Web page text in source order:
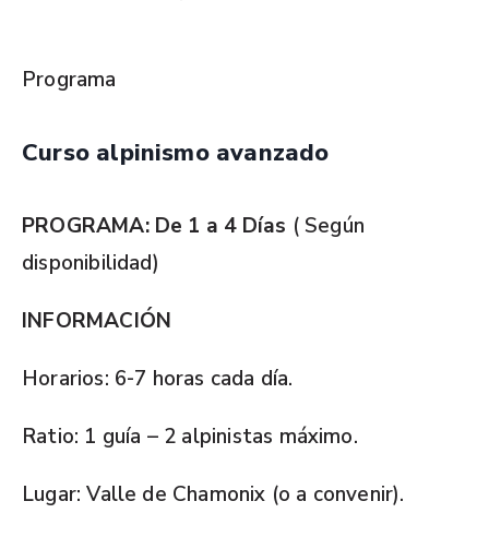
Programa
Curso alpinismo avanzado
PROGRAMA: De 1 a 4 Días ( Según
disponibilidad)
INFORMACIÓN
Horarios: 6-7 horas cada día.
Ratio: 1 guía – 2 alpinistas máximo.
Lugar: Valle de Chamonix (o a convenir).